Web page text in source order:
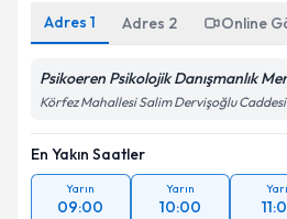
Adres 1 Adres 2 Online
Psikoeren Psikolojik Danışmanlık
Körfez Mahallesi Salim Dervişoğlu
En Yakın Saatler
Yarın
09:00
Yarın
10:00